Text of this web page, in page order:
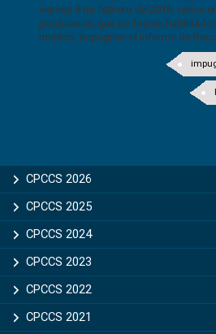
viernes 8 de febrero de 2019, vence
postulantes que no fueron
méritos, impugnen el Informe de
CPCCS 2026
CPCCS 2025
CPCCS 2024
CPCCS 2023
CPCCS 2022
CPCCS 2021